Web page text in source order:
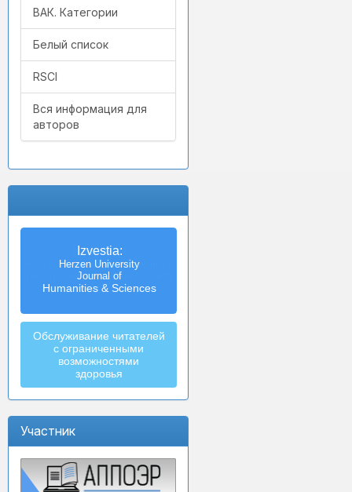
ВАК. Категории
Белый список
RSCI
Вся информация для
авторов
Izvestia:
Herzen University
Journal of
Humanities & Sciences
Обслуживание читателей
с ограниченными
возможностями
здоровья
Участник